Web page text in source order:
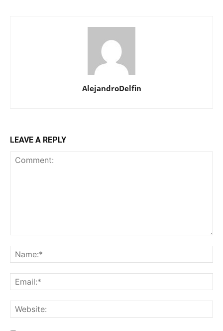
AlejandroDelfin
LEAVE A REPLY